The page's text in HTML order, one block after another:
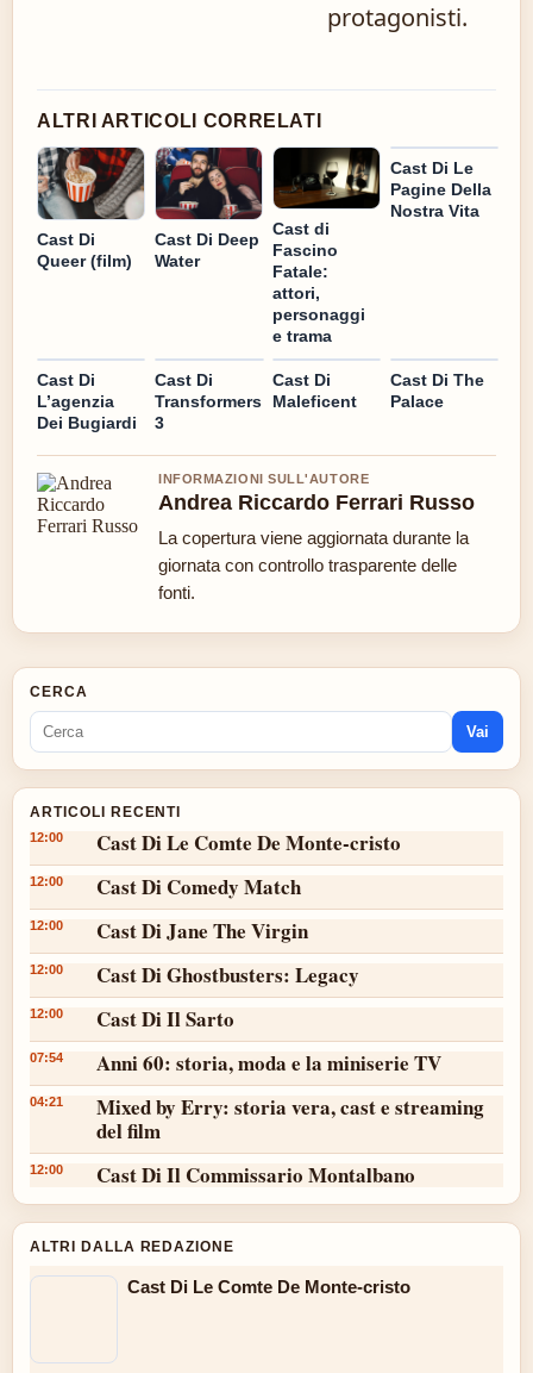
protagonisti.
ALTRI ARTICOLI CORRELATI
Cast Di
Queer (film)
Cast Di Deep
Water
Cast di
Fascino
Fatale:
attori,
personaggi
e trama
Cast Di Le
Pagine Della
Nostra Vita
Cast Di
L’agenzia
Dei Bugiardi
Cast Di
Transformers
3
Cast Di
Maleficent
Cast Di The
Palace
INFORMAZIONI SULL'AUTORE
Andrea Riccardo Ferrari Russo
La copertura viene aggiornata durante la
giornata con controllo trasparente delle
fonti.
CERCA
Vai
ARTICOLI RECENTI
12:00 Cast Di Le Comte De Monte-cristo
12:00 Cast Di Comedy Match
12:00 Cast Di Jane The Virgin
12:00 Cast Di Ghostbusters: Legacy
12:00 Cast Di Il Sarto
07:54 Anni 60: storia, moda e la miniserie TV
04:21
Mixed by Erry: storia vera, cast e streaming
del film
12:00 Cast Di Il Commissario Montalbano
ALTRI DALLA REDAZIONE
Cast Di Le Comte De Monte-cristo